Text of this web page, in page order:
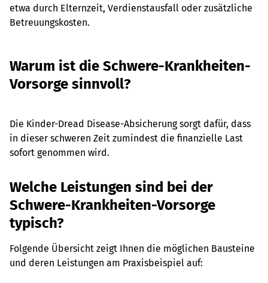
etwa durch Elternzeit, Verdienstausfall oder zusätzliche
Betreuungskosten.
Warum ist die Schwere-Krankheiten-
Vorsorge sinnvoll?
Die Kinder-Dread Disease-Absicherung sorgt dafür, dass
in dieser schweren Zeit zumindest die finanzielle Last
sofort genommen wird.
Welche Leistungen sind bei der
Schwere-Krankheiten-Vorsorge
typisch?
Folgende Übersicht zeigt Ihnen die möglichen Bausteine
und deren Leistungen am Praxisbeispiel auf: